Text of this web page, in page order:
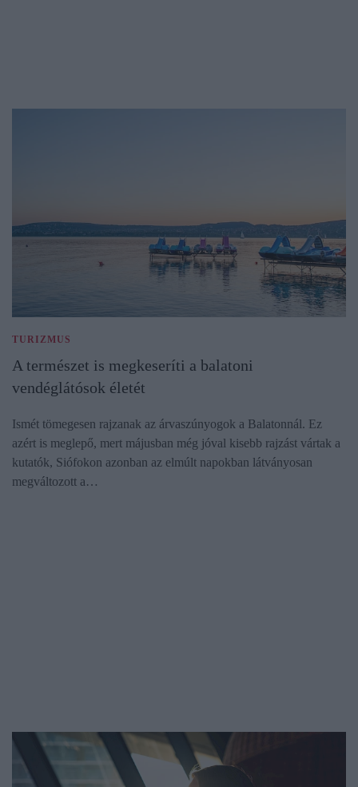
TURIZMUS
A természet is megkeseríti a balatoni
vendéglátósok életét
Ismét tömegesen rajzanak az árvaszúnyogok a Balatonnál. Ez
azért is meglepő, mert májusban még jóval kisebb rajzást vártak a
kutatók, Siófokon azonban az elmúlt napokban látványosan
megváltozott a…